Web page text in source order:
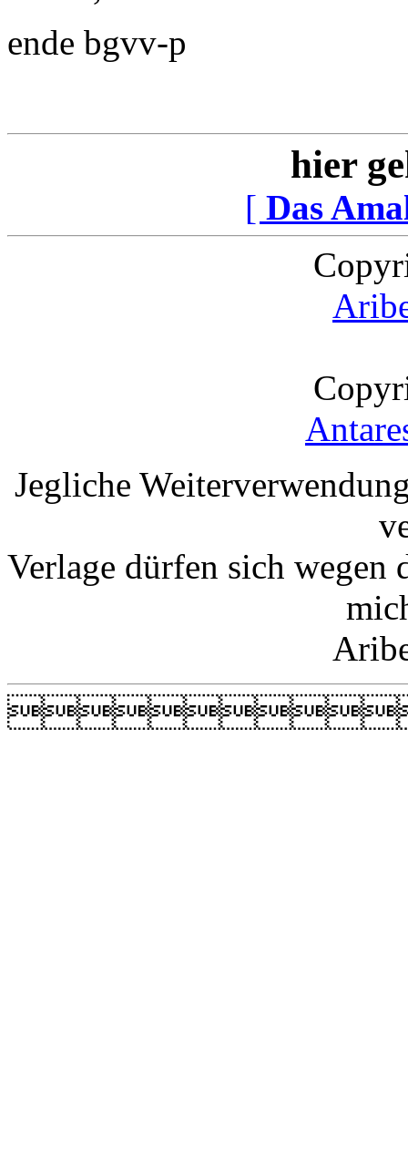
ende bgvv-p
hier
[ Das
Jegliche
Verlage dürfen sich wegen